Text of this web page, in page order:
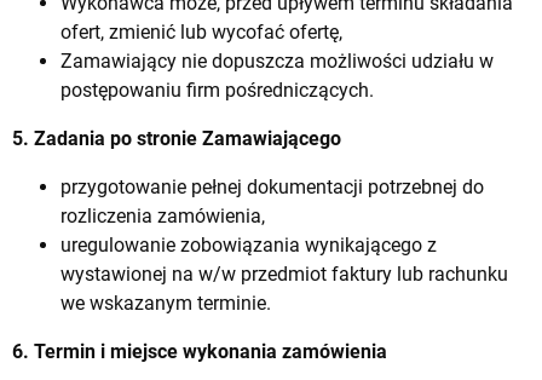
ofert, zmienić lub wycofać ofertę,
Zamawiający nie dopuszcza możliwości udziału w
postępowaniu firm pośredniczących.
5. Zadania po stronie Zamawiającego
przygotowanie pełnej dokumentacji potrzebnej do
rozliczenia zamówienia,
uregulowanie zobowiązania wynikającego z
wystawionej na w/w przedmiot faktury lub rachunku
we wskazanym terminie.
6. Termin i miejsce wykonania zamówienia